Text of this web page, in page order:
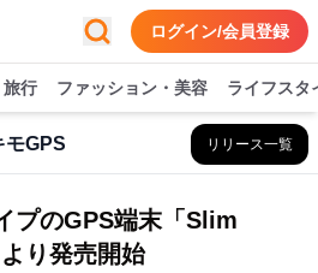
ログイン/会員登録
旅行 ファッション・美容 ライフスタ
モGPS リリース一覧
プのGPS端末「Slim
り発売開始